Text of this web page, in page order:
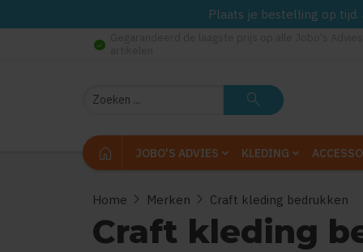
Plaats je bestelling op
check_circle
Zoeken search
home JOBO'S ADVIES KLEDING
Home chevron_right Merken chevron_right Craft kleding bedrukken
Craft kleding